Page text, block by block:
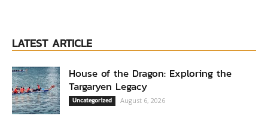
LATEST ARTICLE
House of the Dragon: Exploring the
Targaryen Legacy
Uncategorized August 6, 2026